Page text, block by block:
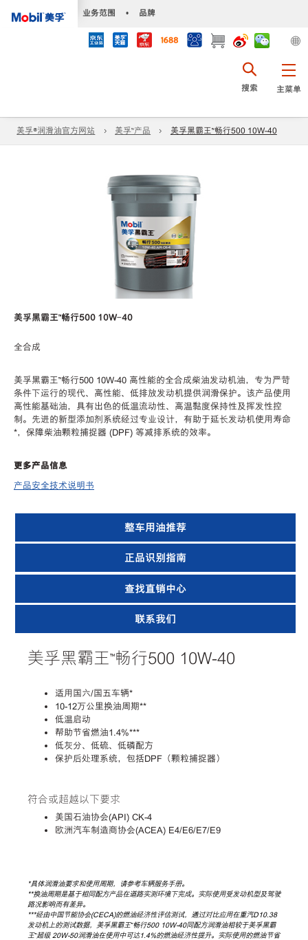
业务范围 • 品牌
主菜单
搜索
美孚®润滑油官方网站 美孚™产品 美孚黑霸王™畅行500 10W-40
美孚黑霸王™畅行500 10W-40
全合成
美孚黑霸王™畅行500 10W-40 高性能的全合成柴油发动机油，专为严苛
条件下运行的现代、高性能、低排放发动机提供润滑保护。该产品使用
高性能基础油，具有出色的低温流动性、高温黏度保持性及挥发性控
制。先进的新型添加剂系统经过专业设计，有助于延长发动机使用寿命
*，保障柴油颗粒捕捉器 (DPF) 等减排系统的效率。
更多产品信息
产品安全技术说明书
整车用油推荐
正品识别指南
查找直销中心
联系我们
美孚黑霸王™畅行500 10W-40
适用国六/国五车辆*
10-12万公里换油周期**
低温启动
帮助节省燃油1.4%***
低灰分、低硫、低磷配方
保护后处理系统，包括DPF（颗粒捕捉器）
符合或超越以下要求
美国石油协会(API) CK-4
欧洲汽车制造商协会(ACEA) E4/E6/E7/E9
*具体润滑油要求和使用周期，请参考车辆服务手册。
**换油周期是基于相同配方产品在道路实测环境下完成。实际使用受发动机型及驾驶
路况影响而有差异。
***经由中国节能协会(CECA)的燃油经济性评估测试，通过对比应用在重汽D10.38
发动机上的测试数据，美孚黑霸王™畅行500 10W-40同配方润滑油相较于美孚黑霸
王™超级 20W-50润滑油在使用中可达1.4%的燃油经济性提升。实际使用的燃油节省